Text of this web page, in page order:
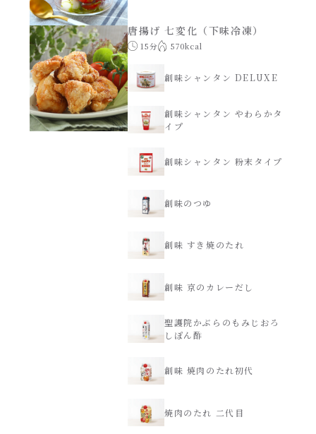
唐揚げ 七変化（下味冷凍）
15分 570kcal
創味シャンタン DELUXE
創味シャンタン やわらかタ
イプ
創味シャンタン 粉末タイプ
創味のつゆ
創味 すき焼のたれ
創味 京のカレーだし
聖護院かぶらのもみじおろ
しぽん酢
創味 焼肉のたれ初代
焼肉のたれ 二代目